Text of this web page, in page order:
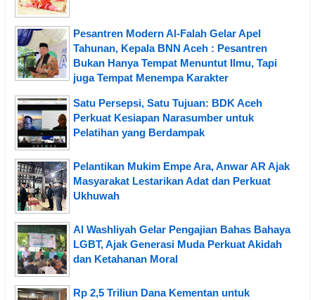
Pesantren Modern Al-Falah Gelar Apel
Tahunan, Kepala BNN Aceh : Pesantren
Bukan Hanya Tempat Menuntut Ilmu, Tapi
juga Tempat Menempa Karakter
Satu Persepsi, Satu Tujuan: BDK Aceh
Perkuat Kesiapan Narasumber untuk
Pelatihan yang Berdampak
Pelantikan Mukim Empe Ara, Anwar AR Ajak
Masyarakat Lestarikan Adat dan Perkuat
Ukhuwah
Al Washliyah Gelar Pengajian Bahas Bahaya
LGBT, Ajak Generasi Muda Perkuat Akidah
dan Ketahanan Moral
Rp 2,5 Triliun Dana Kementan untuk